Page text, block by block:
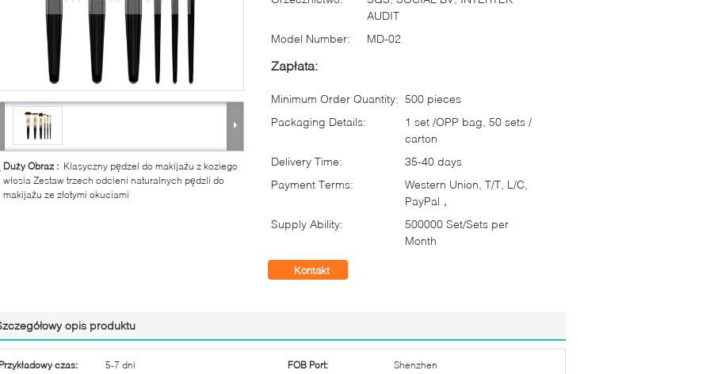
Duży Obraz : Klasyczny pędzel do makijażu z koziego
włosia Zestaw trzech odcieni naturalnych pędzli do
makijażu ze złotymi okuciami
AUDIT
Model Number:
MD-02
Zapłata:
Minimum Order Quantity: 500 pieces
Packaging Details:
1 set /OPP bag, 50 sets /
carton
Delivery Time:
35-40 days
Payment Terms:
Western Union, T/T, L/C,
PayPal，
Supply Ability:
500000 Set/Sets per
Month
Kontakt
opis produktu
czas: 5-7 dni FOB Port: Shenzhen